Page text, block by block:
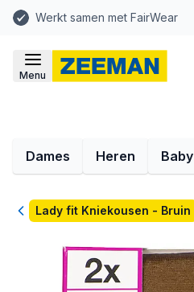
Werkt samen met FairWear
Menu
Dames Heren Baby
TerugLady fit Kniekousen - Bruin